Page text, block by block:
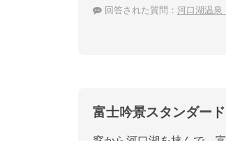
回答された質問： 河口湖温
富士吟景スタンダー